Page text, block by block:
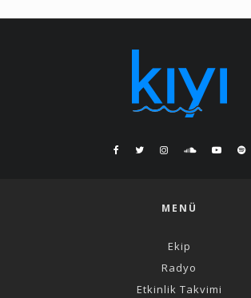
MENÜ
Ekip
Radyo
Etkinlik Takvimi